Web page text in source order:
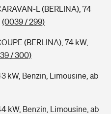
L (BERLINA), 74
(0039 / 299)
(BERLINA), 74 kW,
/ 300)
kW, Benzin, Limousine, ab
kW, Benzin, Limousine, ab